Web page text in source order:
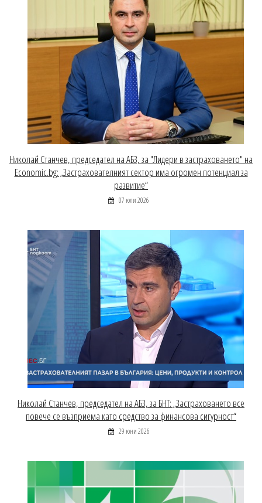
Николай Станчев, председател на АБЗ, за "Лидери в застраховането" на
Economic.bg: „Застрахователният сектор има огромен потенциал за
развитие“
07 юли 2026
Николай Станчев, председател на АБЗ, за БНТ: „Застраховането все
повече се възприема като средство за финансова сигурност“
29 юни 2026